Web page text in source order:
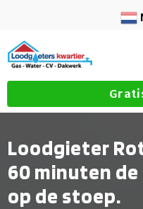
Loodgieter
60 minuten
op de stoep.